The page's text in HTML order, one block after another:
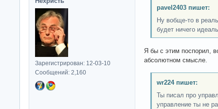
Зарегистрирован: 12-03-10
Сообщений: 2,160
pavel2403 пишет:
Ну вобще-то в
будет ничего
Я бы с этим поспорил,
абсолютном смысле.
wr224 пишет:
Ты писал про
управление ты не